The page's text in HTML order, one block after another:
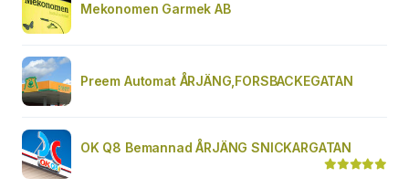
Mekonomen Garmek AB
Preem Automat ÅRJÄNG,FORSBACKEGATAN
OK Q8 Bemannad ÅRJÄNG SNICKARGATAN